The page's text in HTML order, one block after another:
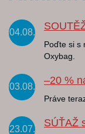
04.08.
Poďte si s
Oxybag.
03.08.
–20 %
Práve
23.07.
SÚŤAŽ